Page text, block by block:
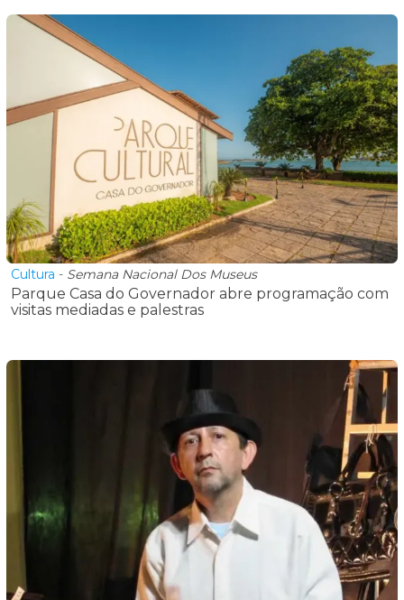
Cultura - Semana Nacional Dos Museus
Parque Casa do Governador abre programação com
visitas mediadas e palestras